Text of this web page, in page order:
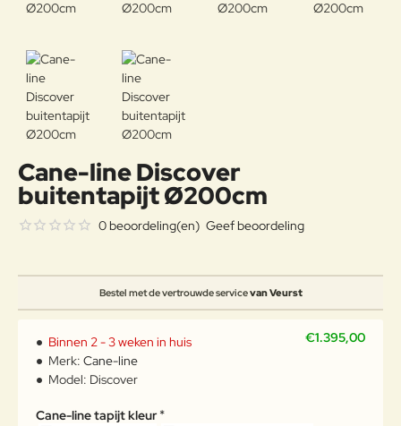
Cane-line Discover
buitentapijt Ø200cm
Bestel met de vertrouwde servicevan Veurst
0 beoordeling(en) Geef beoordeling
€1.395,00
Binnen 2 - 3 weken in huis
Merk: Cane-line
Model: Discover
Cane-line tapijt kleur